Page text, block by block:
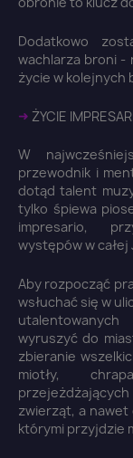
Dodatkowo
wachlarza broni -
życie w kolejnych
➜ ŻYCIE
W
przewodnik i
dotąd talent
tylko śpiewa
impresario,
występów w całej
Aby rozpocząć
wsłuchać się w
wyruszyć do
zbieranie
miotły,
zwierząt, a nawet
którymi przyjdzie
You need to
Anuluj